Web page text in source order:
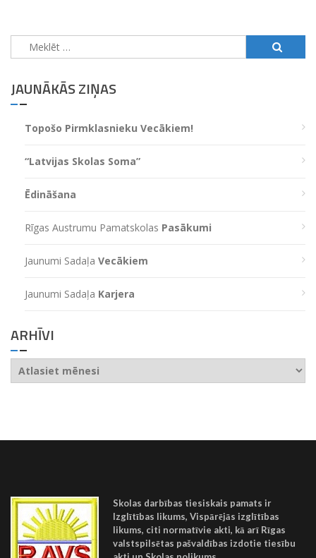
Meklēt:
JAUNĀKĀS ZIŅAS
Topošo Pirmklasnieku Vecākiem!
“Latvijas Skolas Soma”
Ēdināšana
Rīgas Austrumu Pamatskolas Pasākumi
Jaunumi Sadaļa Vecākiem
Jaunumi Sadaļa Karjera
ARHĪVI
Arhīvi
Skolas darbības tiesiskais pamats ir
Izglītības likums, Vispārējās izglītības
likums, citi normatīvie akti, kā arī Rīgas
valstspilsētas pašvaldības izdotie tiesību